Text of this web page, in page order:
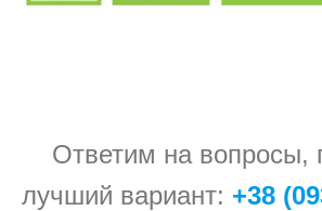
Ответим на вопросы,
лучший вариант: +38